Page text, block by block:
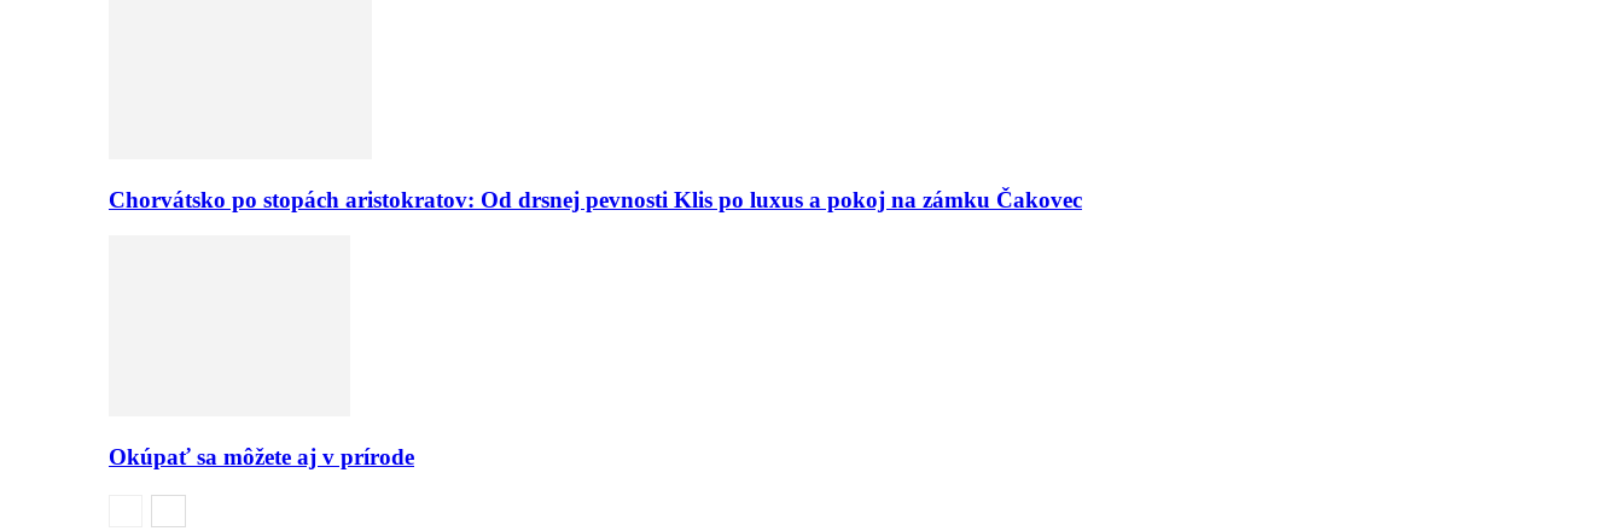
Chorvátsko po stopách aristokratov: Od drsnej pevnosti Klis po luxus a pokoj na zámku Čakovec
Okúpať sa môžete aj v prírode